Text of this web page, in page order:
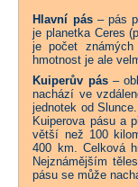
Hlavní pás– pás
je planetka Ceres
je počet
hmotnost je ale
Kuiperův pás–
nachází ve
jednotek od
Kuiperova pásu a
větší než 100
400 km. Celková
Nejznámějším
pásu se může